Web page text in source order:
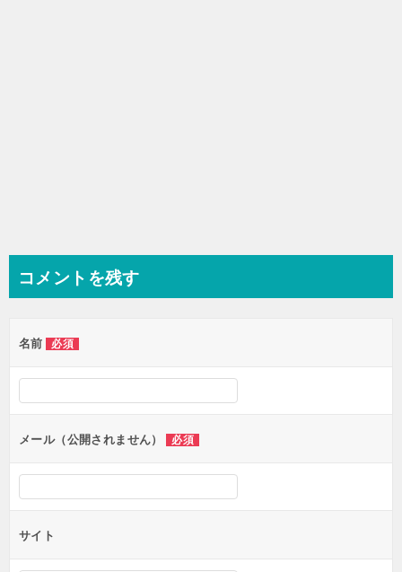
コメントを残す
名前 必須
メール（公開されません） 必須
サイト